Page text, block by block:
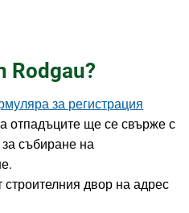
Rodgau?
за регистрация
отпадъците ще се свърже с
събиране на
строителния двор на адрес